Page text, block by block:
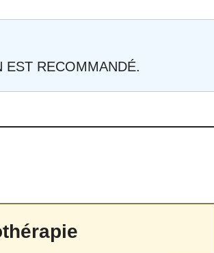
EST RECOMMANDÉ.